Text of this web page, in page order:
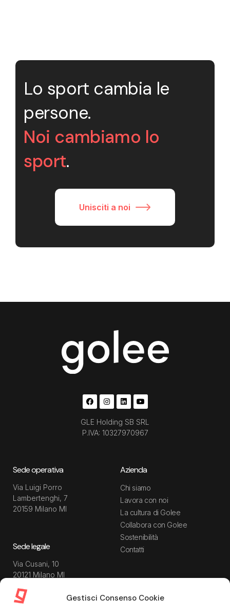
Gestisci Consenso Cookie
Lo sport cambia le
persone.
Noi cambiamo lo
sport.
Unisciti a noi
GLE Holding SB SRL
P.IVA: 10327970967
Sede operativa
Via Luigi Porro
Lambertenghi, 7
20159 Milano MI
Sede legale
Via Cusani, 10
20121 Milano MI
Azienda
Chi siamo
Lavora con noi
La cultura di Golee
Collabora con Golee
Sostenibilità
Contatti